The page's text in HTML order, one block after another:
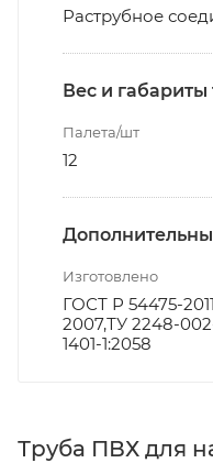
Раструбное
Вес и габариты
Палета/шт
12
Изготовлено
ГОСТ Р 54475-
2007,ТУ 2248-
1401-1:2058
Труба ПВХ для